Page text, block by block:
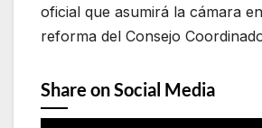
oficial que asumirá la cámara
reforma del Consejo
Share on Social Media